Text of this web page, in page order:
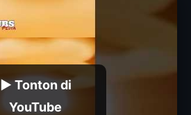
▶ Tonton di
YouTube